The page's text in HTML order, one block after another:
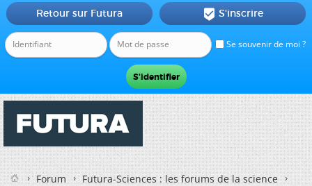
Se souvenir de moi ?
Retour sur Futura  S'inscrire
Forum
Futura-Sciences : les forums de la science